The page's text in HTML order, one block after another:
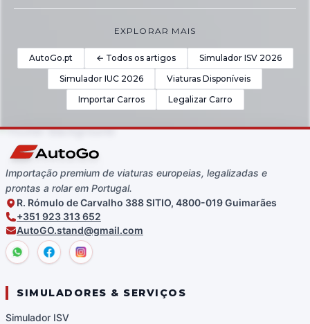
EXPLORAR MAIS
AutoGo.pt ← Todos os artigos
Simulador ISV 2026
Simulador IUC 2026
Viaturas Disponíveis
Importar Carros
Legalizar Carro
Importação premium de viaturas europeias, legalizadas e
prontas a rolar em Portugal.
R. Rómulo de Carvalho 388 SITIO, 4800-019 Guimarães
+351 923 313 652
AutoGO.stand@gmail.com
SIMULADORES & SERVIÇOS
Simulador ISV